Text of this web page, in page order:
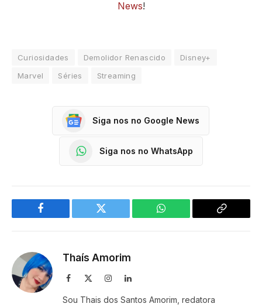
News!
Curiosidades Demolidor Renascido
Disney+
Marvel
Séries Streaming
Siga nos no Google News
Siga nos no WhatsApp
Facebook Twitter WhatsApp
Copy
Thaís Amorim
Facebook InstagramLinkedIn
Sou Thais dos Santos Amorim, redatora